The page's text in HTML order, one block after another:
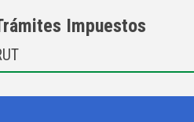
Impuestos